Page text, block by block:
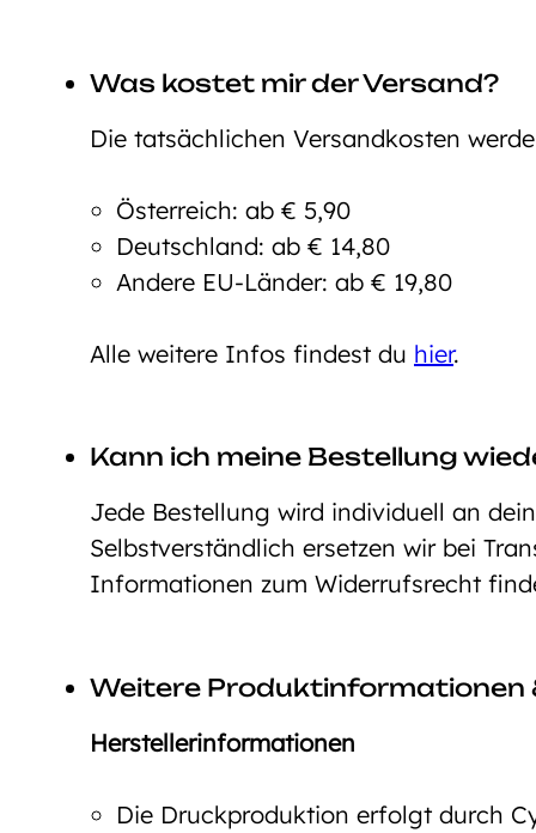
Was kostet mir der Versand?
Die tatsächlichen Versandkosten
Österreich: ab € 5,90
Deutschland: ab € 14,80
Andere EU-Länder: ab € 19,80
Alle weitere Infos findest du hier.
Kann ich meine Bestellung
Jede Bestellung wird individuell an
Selbstverständlich ersetzen wir bei
Informationen zum Widerrufsrecht
Weitere Produktinformationen
Herstellerinformationen
Die Druckproduktion erfolgt durch